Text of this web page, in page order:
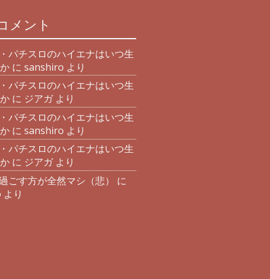
メント
パチスロのハイエナはいつ生
に sanshiro より
パチスロのハイエナはいつ生
に ジアガより
パチスロのハイエナはいつ生
に sanshiro より
パチスロのハイエナはいつ生
に ジアガより
ごす方が全然マシ（悲）
に
より